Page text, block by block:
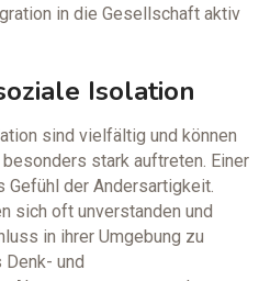
in die Gesellschaft aktiv
Isolation
sind vielfältig und können
stark auftreten. Einer
Gefühl der Andersartigkeit.
sich oft unverstanden und
in ihrer Umgebung zu
Denk- und